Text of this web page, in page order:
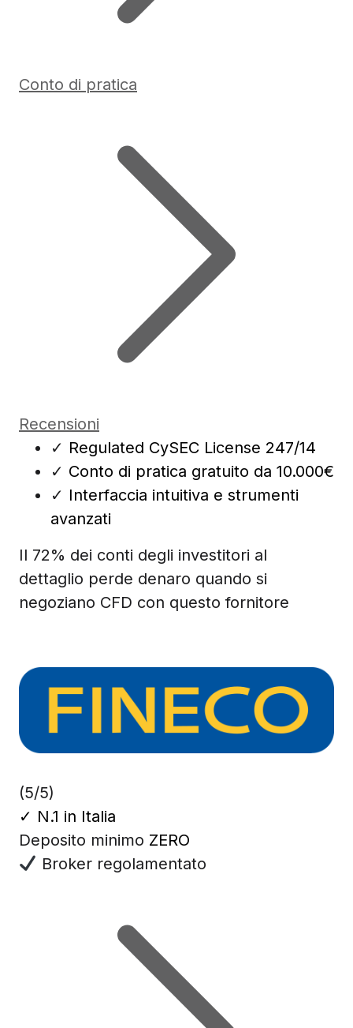
Conto di pratica
Recensioni
✓ Regulated CySEC License 247/14
✓ Conto di pratica gratuito da 10.000€
✓ Interfaccia intuitiva e strumenti
avanzati
Il 72% dei conti degli investitori al
dettaglio perde denaro quando si
negoziano CFD con questo fornitore
(5/5)
✓ N.1 in Italia
Deposito minimo ZERO
Broker regolamentato